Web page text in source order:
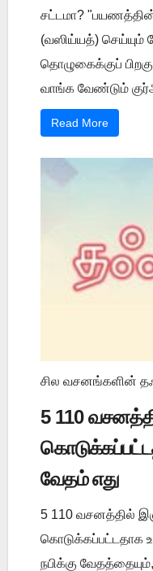
சட்டமா?
(வஸிய்யத்) செய்யும்
தொழுகைக்குப்
வாங்க வேண்டும்
Read More
சில வசனங்களின்
5 110
வேதம் எது
5 110 வசனத்தில்
கொடுக்கப்பட்டதாக
நபிக்கு